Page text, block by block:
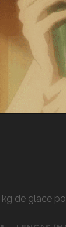
de glace